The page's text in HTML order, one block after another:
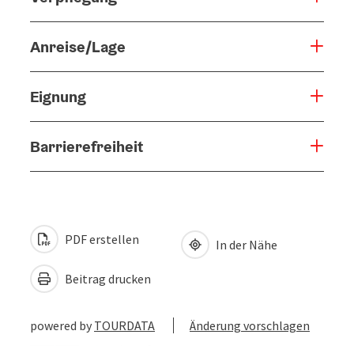
Anreise/Lage
Eignung
Barrierefreiheit
PDF erstellen
Beitrag drucken
In der Nähe
powered by TOURDATA Änderung vorschlagen